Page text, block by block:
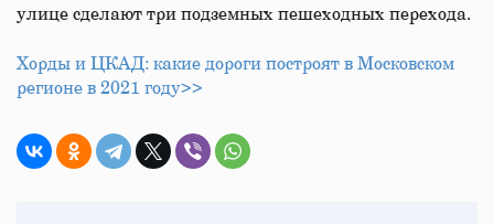
улице сделают три подземных пешеходных перехода.
Хорды и ЦКАД: какие дороги построят в Московском
регионе в 2021 году>>